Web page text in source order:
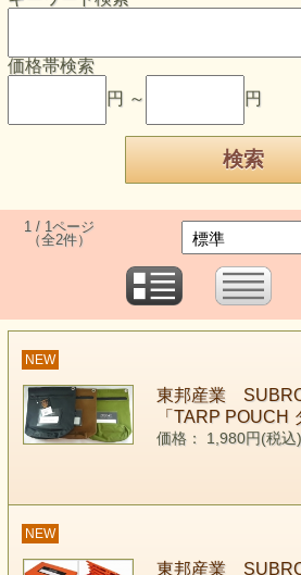
価格帯検索
円 ～
円
1 / 1ページ
（全2件）
NEW
東邦産業
「TARP POUCH
価格： 1,980円(税込)
NEW
東邦産業